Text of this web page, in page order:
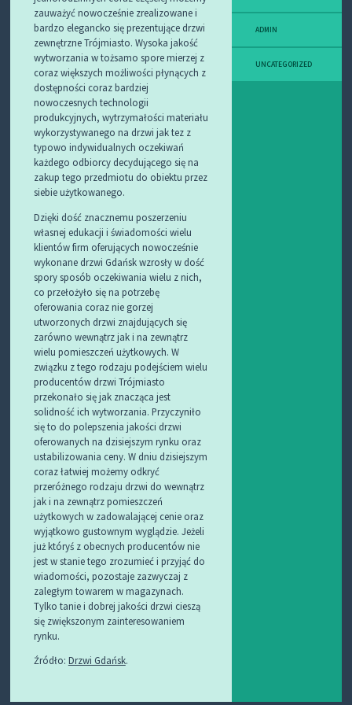
zauważyć nowocześnie zrealizowane i
bardzo elegancko się prezentujące drzwi
zewnętrzne Trójmiasto. Wysoka jakość
wytworzania w tożsamo spore mierzej z
coraz większych możliwości płynących z
dostępności coraz bardziej
nowoczesnych technologii
produkcyjnych, wytrzymałości materiału
wykorzystywanego na drzwi jak tez z
typowo indywidualnych oczekiwań
każdego odbiorcy decydującego się na
zakup tego przedmiotu do obiektu przez
siebie użytkowanego.
Dzięki dość znacznemu poszerzeniu
własnej edukacji i świadomości wielu
klientów firm oferujących nowocześnie
wykonane drzwi Gdańsk wzrosły w dość
spory sposób oczekiwania wielu z nich,
co przełożyło się na potrzebę
oferowania coraz nie gorzej
utworzonych drzwi znajdujących się
zarówno wewnątrz jak i na zewnątrz
wielu pomieszczeń użytkowych. W
związku z tego rodzaju podejściem wielu
producentów drzwi Trójmiasto
przekonało się jak znacząca jest
solidność ich wytworzania. Przyczyniło
się to do polepszenia jakości drzwi
oferowanych na dzisiejszym rynku oraz
ustabilizowania ceny. W dniu dzisiejszym
coraz łatwiej możemy odkryć
przeróżnego rodzaju drzwi do wewnątrz
jak i na zewnątrz pomieszczeń
użytkowych w zadowalającej cenie oraz
wyjątkowo gustownym wyglądzie. Jeżeli
już któryś z obecnych producentów nie
jest w stanie tego zrozumieć i przyjąć do
wiadomości, pozostaje zazwyczaj z
zaległym towarem w magazynach.
Tylko tanie i dobrej jakości drzwi cieszą
się zwiększonym zainteresowaniem
rynku.
Źródło: Drzwi Gdańsk.
ADMIN
UNCATEGORIZED